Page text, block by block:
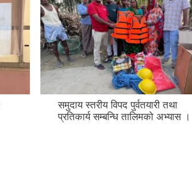
समुदाय स्तरीय विपद पुर्वतयारी तथा
प्रतिकार्य सम्बन्धि तालिमको अभ्यास ।